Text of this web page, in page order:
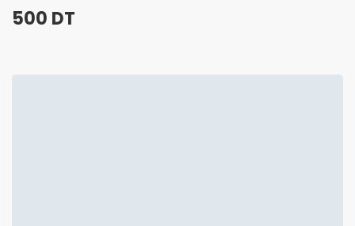
500 DT